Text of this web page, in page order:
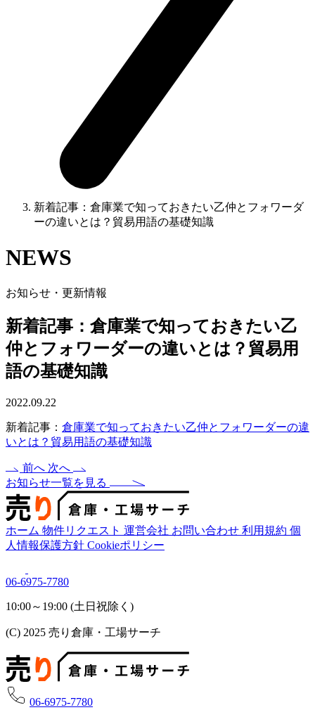
新着記事：倉庫業で知っておきたい乙仲とフォワーダ
ーの違いとは？貿易用語の基礎知識
NEWS
お知らせ・更新情報
新着記事：倉庫業で知っておきたい乙
仲とフォワーダーの違いとは？貿易用
語の基礎知識
2022.09.22
新着記事： 倉庫業で知っておきたい乙仲とフォワーダーの違
いとは？貿易用語の基礎知識
前へ 次へ
お知らせ一覧を見る
ホーム 物件リクエスト 運営会社 お問い合わせ 利用規約 個
人情報保護方針 Cookieポリシー
06-6975-7780
10:00～19:00 (土日祝除く)
(C) 2025 売り倉庫・工場サーチ
06-6975-7780